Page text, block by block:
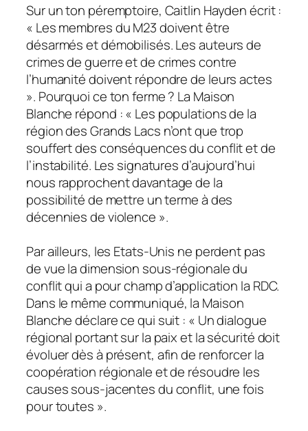
Sur un ton péremptoire, Caitlin Hayden écrit :
« Les membres du M23 doivent être
désarmés et démobilisés. Les auteurs de
crimes de guerre et de crimes contre
l’humanité doivent répondre de leurs actes
». Pourquoi ce ton ferme ? La Maison
Blanche répond : « Les populations de la
région des Grands Lacs n’ont que trop
souffert des conséquences du conflit et de
l’instabilité. Les signatures d’aujourd’hui
nous rapprochent davantage de la
possibilité de mettre un terme à des
décennies de violence ».
Par ailleurs, les Etats-Unis ne perdent pas
de vue la dimension sous-régionale du
conflit qui a pour champ d’application la RDC.
Dans le même communiqué, la Maison
Blanche déclare ce qui suit : « Un dialogue
régional portant sur la paix et la sécurité doit
évoluer dès à présent, afin de renforcer la
coopération régionale et de résoudre les
causes sous-jacentes du conflit, une fois
pour toutes ».